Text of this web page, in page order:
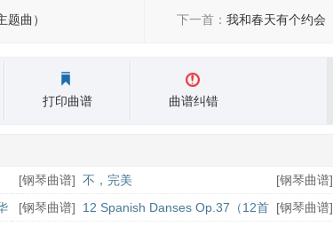
曲） 下一首： 我和春天有个约会
打印曲谱 曲谱纠错
[钢琴曲谱] 不，完美 [钢琴曲谱]
[钢琴曲谱] 12 Spanish Danses Op.37（12首 [钢琴曲谱]